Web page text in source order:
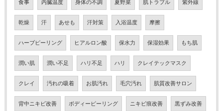
食事 内臓温度 身体の不調 夏野菜 肌トラブル 紫外線
乾燥 汗 あせも 汗対策 入浴温度 摩擦
ハーブピーリング ヒアルロン酸 保水力 保湿効果 もち肌
潤い肌 潤い不足 ハリ不足 ハリ クレイテックマスク
クレイ 汚れの吸着 お肌汚れ 毛穴汚れ 肌質改善サロン
背中ニキビ改善 ボディーピーリング ニキビ痕改善 黒ずみ改善